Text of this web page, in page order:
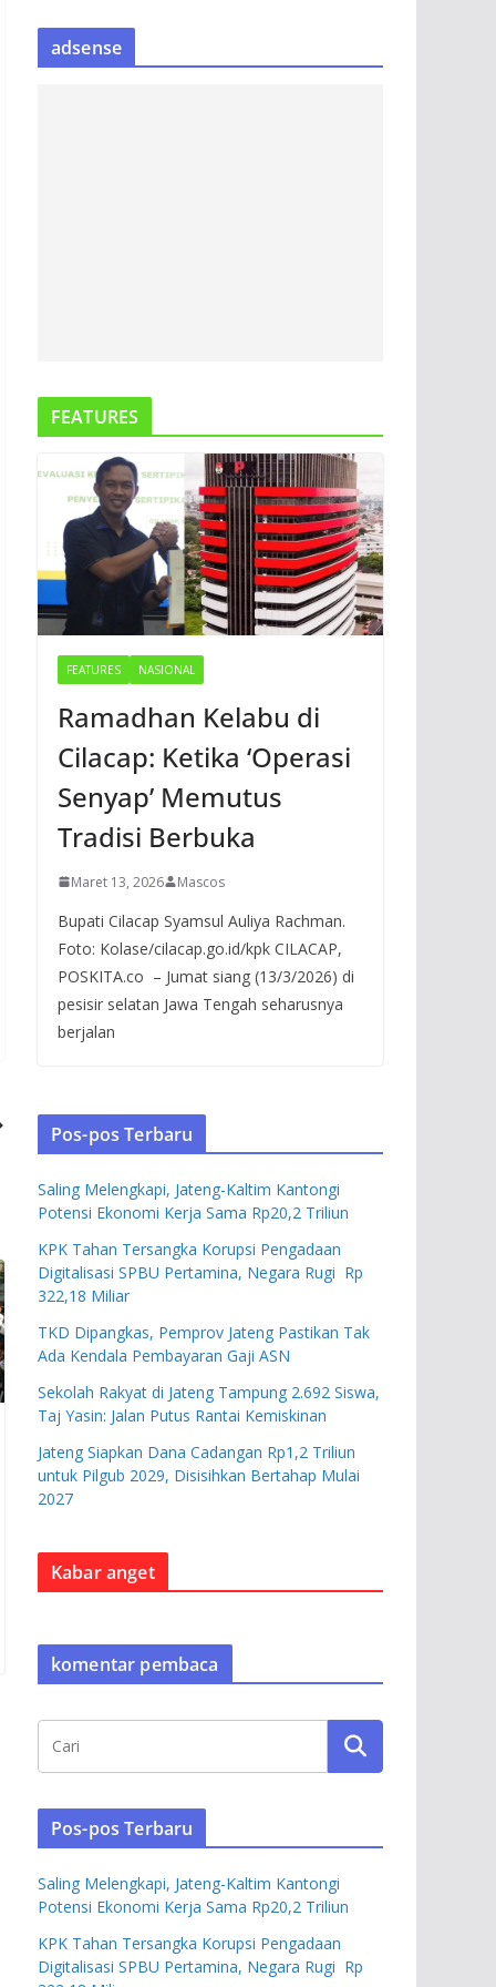
S
adsense
FEATURES
FEATURES NASIONAL
Ramadhan Kelabu di
Cilacap: Ketika ‘Operasi
Senyap’ Memutus
Tradisi Berbuka
Maret 13, 2026 Mascos
Bupati Cilacap Syamsul Auliya Rachman.
Foto: Kolase/cilacap.go.id/kpk CILACAP,
POSKITA.co – Jumat siang (13/3/2026) di
pesisir selatan Jawa Tengah seharusnya
berjalan
Pos-pos Terbaru
Saling Melengkapi, Jateng-Kaltim Kantongi
Potensi Ekonomi Kerja Sama Rp20,2 Triliun
KPK Tahan Tersangka Korupsi Pengadaan
Digitalisasi SPBU Pertamina, Negara Rugi Rp
322,18 Miliar
TKD Dipangkas, Pemprov Jateng Pastikan Tak
Ada Kendala Pembayaran Gaji ASN
Sekolah Rakyat di Jateng Tampung 2.692 Siswa,
Taj Yasin: Jalan Putus Rantai Kemiskinan
Jateng Siapkan Dana Cadangan Rp1,2 Triliun
untuk Pilgub 2029, Disisihkan Bertahap Mulai
2027
Kabar anget
komentar pembaca
Pos-pos Terbaru
Saling Melengkapi, Jateng-Kaltim Kantongi
Potensi Ekonomi Kerja Sama Rp20,2 Triliun
KPK Tahan Tersangka Korupsi Pengadaan
Digitalisasi SPBU Pertamina, Negara Rugi Rp